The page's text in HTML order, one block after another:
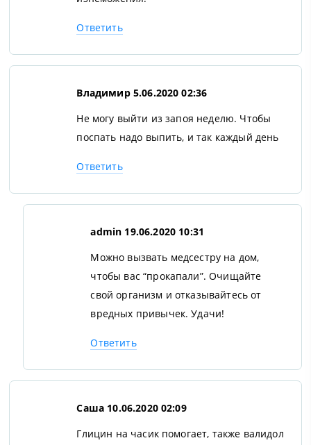
Ответить
Владимир 5.06.2020 02:36
Не могу выйти из запоя неделю. Чтобы
поспать надо выпить, и так каждый день
Ответить
admin 19.06.2020 10:31
Можно вызвать медсестру на дом,
чтобы вас “прокапали”. Очищайте
свой организм и отказывайтесь от
вредных привычек. Удачи!
Ответить
Саша 10.06.2020 02:09
Глицин на часик помогает, также валидол